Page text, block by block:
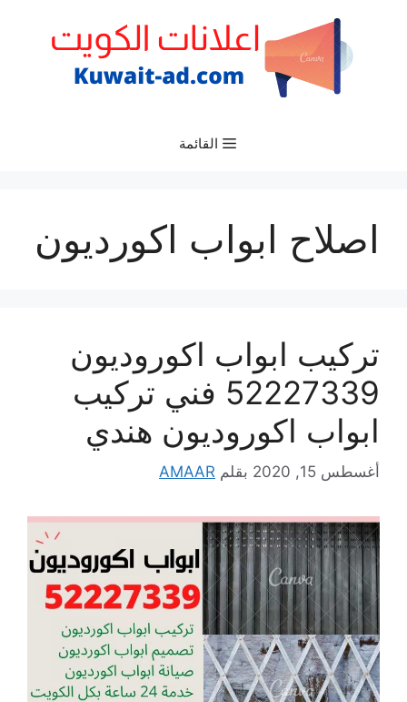
القائمة
اصلاح ابواب اكورديون
تركيب ابواب اكوروديون
52227339 فني تركيب
ابواب اكوروديون هندي
أغسطس 15, 2020 بقلم AMAAR